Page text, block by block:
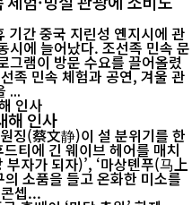
간 중국 지린성 옌지시에 관
시에 늘어났다. 조선족 민속 문
그램이 방문 수요를 끌어올렸
...
해 인사
징(蔡文静)이 설 분위기를 한
티에 긴 웨이브 헤어를 매치
자가 되자)’, ‘마상톈푸(马上
소품을 들고 온화한 미소를
셉...